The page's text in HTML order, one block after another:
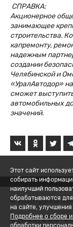
СПРАВКА:
Акционерное
занимающее
строительства.
капремонту,
надежным
создании
Челябинской и
«УралАвтодор»
сможет
автомобильных
значений.
© 2026 Группа
8 (800) 200-
Этот сайт
собирать
наилучший
обрабатываются
на сайте,
Подробнее о сборе
обработки